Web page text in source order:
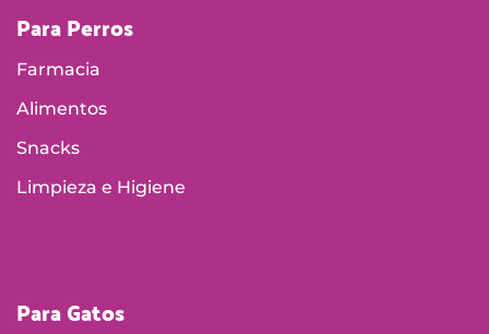
Para Perros
Farmacia
Alimentos
Snacks
Limpieza e Higiene
Para Gatos